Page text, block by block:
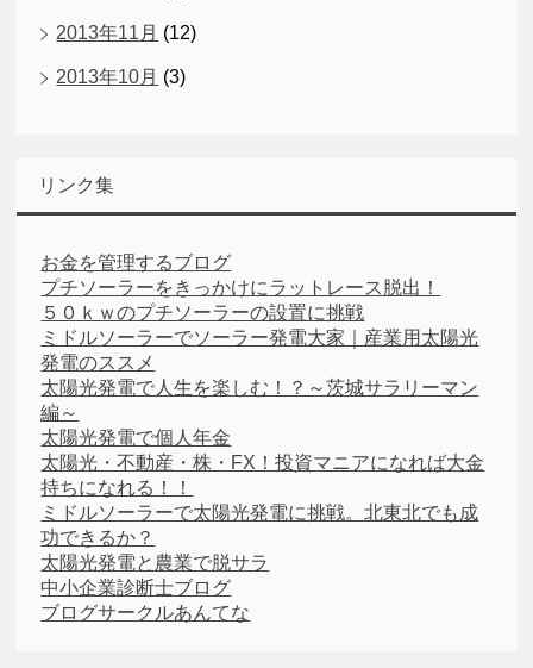
2013年11月 (12)
2013年10月 (3)
リンク集
お金を管理するブログ
プチソーラーをきっかけにラットレース脱出！
５０ｋｗのプチソーラーの設置に挑戦
ミドルソーラーでソーラー発電大家｜産業用太陽光
発電のススメ
太陽光発電で人生を楽しむ！？～茨城サラリーマン
編～
太陽光発電で個人年金
太陽光・不動産・株・FX！投資マニアになれば大金
持ちになれる！！
ミドルソーラーで太陽光発電に挑戦。北東北でも成
功できるか？
太陽光発電と農業で脱サラ
中小企業診断士ブログ
ブログサークルあんてな